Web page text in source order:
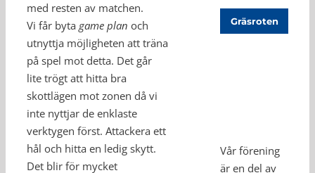
med resten av matchen.
Vi får byta game plan och
utnyttja möjligheten att träna
på spel mot detta. Det går
lite trögt att hitta bra
skottlägen mot zonen då vi
inte nyttjar de enklaste
verktygen först. Attackera ett
hål och hitta en ledig skytt.
Det blir för mycket
Gräsroten
Vår förening
är en del av